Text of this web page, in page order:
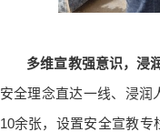
多维宣教强意识，浸
安全理念直达一线、浸润
10余张，设置安全宣教